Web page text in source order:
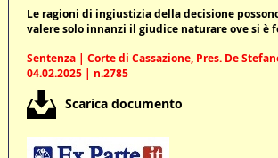
Le ragioni di ingiustizia della decisione
valere solo innanzi il giudice naturare ove si è
Sentenza | Corte di Cassazione, Pres. De
04.02.2025 | n.2785
Scarica documento